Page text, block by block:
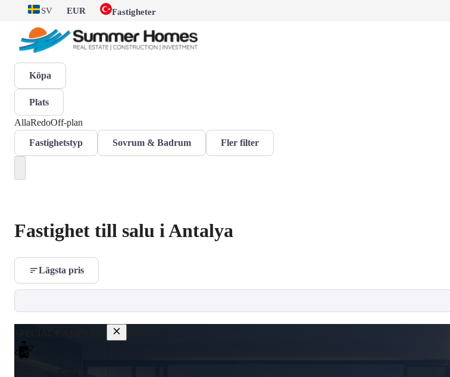
SV EUR Fastigheter
Köpa
Plats
AllaRedoOff-plan
Fastighetstyp Sovrum & Badrum Fler filter
Fastighet till salu i Antalya
Lägsta pris